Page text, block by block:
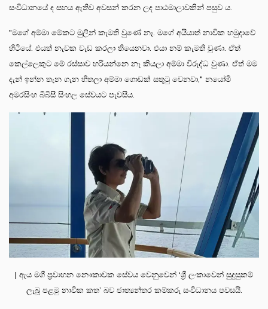
සංවිධානයේ ද සහය ඇතිව අවසන් කරන ලද පාඨමාලාවකින් පසුව ය.
"මගේ අම්මා මේකට මුලින් කැමති වුණේ නෑ. මගේ අයියාත් නාවික හමුදාවේ
හිටියේ. එයත් නැවක වැඩ කරලා තියෙනවා. එයා නම් කැමති වුණා. ඒත්
කෙල්ලෙකුට මේ රස්සාව හරියන්නෙ නෑ කියලා අම්මා විරුද්ධ වුණා. ඒත් මම
දැන් ඉන්න තැන ගැන හිතලා අම්මා ගොඩක් සතුටු වෙනවා," නයෝමි
අමරසිංහ බීබීසී සිංහල සේවයට පැවසීය.
| ඇය මගී ප්‍රවාහන නෞකාවක සේවය වෙනුවෙන් ‘ශ්‍රී ලංකාවෙන් සුදුසුකම්
ලැබූ පළමු නාවික කත’ බව ජාත්‍යන්තර කම්කරු සංවිධානය පවසයි.